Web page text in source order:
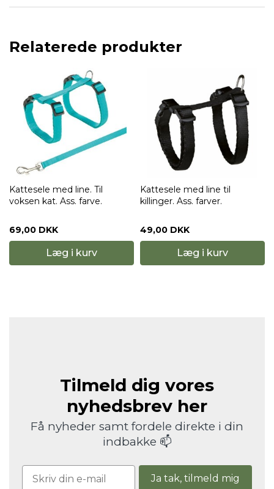
Relaterede produkter
Kattesele med line. Til
voksen kat. Ass. farve.
69,00 DKK
Læg i kurv
Kattesele med line til
killinger. Ass. farver.
49,00 DKK
Læg i kurv
Tilmeld dig vores
nyhedsbrev her
Få nyheder samt fordele direkte i din
indbakke 📫
Ja tak, tilmeld mig